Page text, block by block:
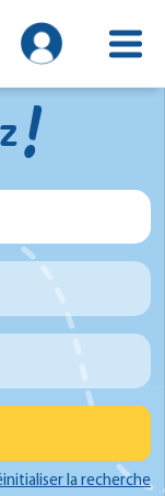
!
la recherche